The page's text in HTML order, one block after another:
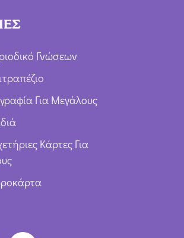
Γνώσεων
Για Μεγάλους
Κάρτες Για